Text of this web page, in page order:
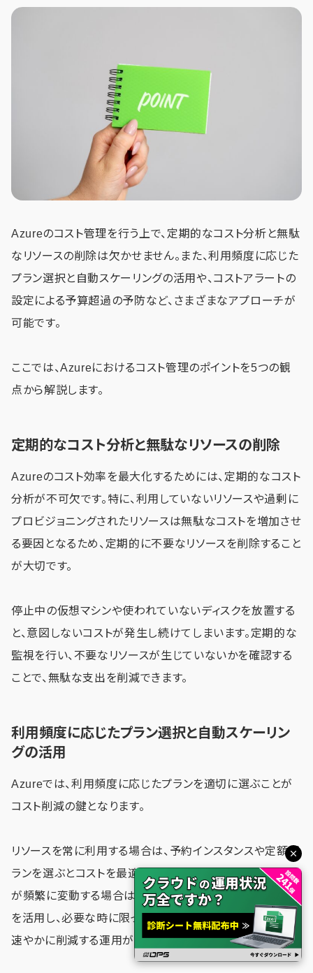
Azureのコスト管理を行う上で、定期的なコスト分析と無駄
なリソースの削除は欠かせません。また、利用頻度に応じた
プラン選択と自動スケーリングの活用や、コストアラートの
設定による予算超過の予防など、さまざまなアプローチが
可能です。
ここでは、Azureにおけるコスト管理のポイントを5つの観
点から解説します。
定期的なコスト分析と無駄なリソースの削除
Azureのコスト効率を最大化するためには、定期的なコスト
分析が不可欠です。特に、利用していないリソースや過剰に
プロビジョニングされたリソースは無駄なコストを増加させ
る要因となるため、定期的に不要なリソースを削除すること
が大切です。
停止中の仮想マシンや使われていないディスクを放置する
と、意図しないコストが発生し続けてしまいます。定期的な
監視を行い、不要なリソースが生じていないかを確認する
ことで、無駄な支出を削減できます。
利用頻度に応じたプラン選択と自動スケーリン
グの活用
Azureでは、利用頻度に応じたプランを適切に選ぶことが
コスト削減の鍵となります。
リソースを常に利用する場合は、予約インスタンスや定額プ
ランを選ぶとコストを最適化しやすいです。一方、利用頻度
が頻繁に変動する場合は、Azureの自動スケーリング機能
を活用し、必要な時に限ってリソースを増やし、不要な時は
速やかに削減する運用が効果的です。